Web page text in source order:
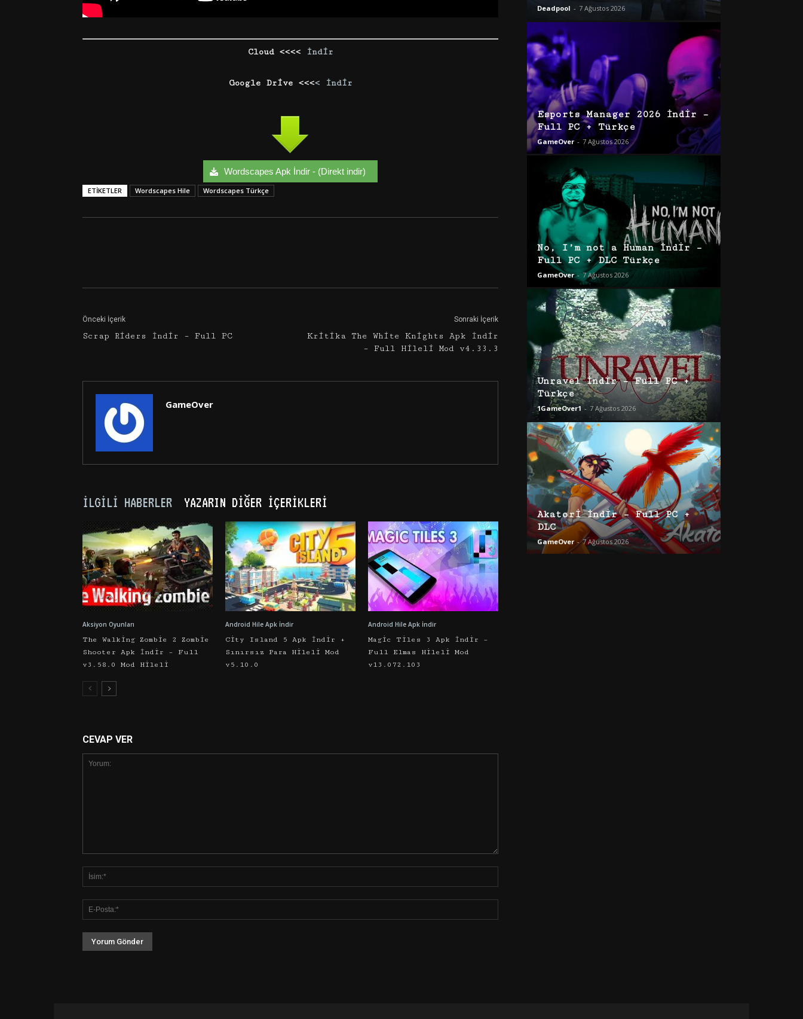
Cloud <<<< İndir
Google Drive <<<< İndir
Wordscapes Apk İndir - (Direkt indir)
ETIKETLER Wordscapes Hile Wordscapes Türkçe
Önceki İçerik
Scrap Riders İndir – Full PC
Sonraki İçerik
Kritika The White Knights Apk İndir
– Full Hileli Mod v4.33.3
GameOver
İLGILI HABERLER YAZARIN DIĞER İÇERIKLERI
Aksiyon Oyunları
The Walking Zombie 2 Zombie
Shooter Apk İndir – Full
v3.58.0 Mod Hileli
Android Hile Apk İndir
City Island 5 Apk İndir +
Sınırsız Para Hileli Mod
v5.10.0
Android Hile Apk İndir
Magic Tiles 3 Apk İndir –
Full Elmas Hileli Mod
v13.072.103
CEVAP VER
Deadpool - 7 Ağustos 2026
Esports Manager 2026 İndir –
Full PC + Türkçe
GameOver - 7 Ağustos 2026
No, I’m not a Human İndir –
Full PC + DLC Türkçe
GameOver - 7 Ağustos 2026
Unravel İndir – Full PC +
Türkçe
1GameOver1 - 7 Ağustos 2026
Akatori İndir – Full PC +
DLC
GameOver - 7 Ağustos 2026